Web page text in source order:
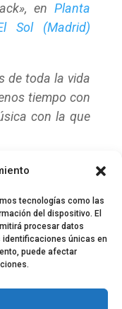
tecnologías como las
del dispositivo. El
procesar datos
identificaciones únicas en
puede afectar
enPlanta
Sol (Madrid)
de toda la vida
tiempo con
con la que
y puedes